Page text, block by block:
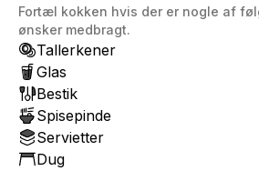
Fortæl kokken hvis der er nogle af
ønsker medbragt.
Tallerkener
Glas
Bestik
Spisepinde
Servietter
Dug